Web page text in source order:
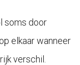
soms door
elkaar wanneer
verschil.